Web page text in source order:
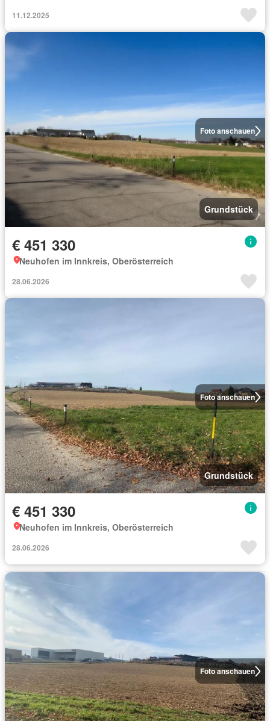
11.12.2025
Foto anschauen
Grundstück
€ 451 330
Neuhofen im Innkreis, Oberösterreich
28.06.2026
Foto anschauen
Grundstück
€ 451 330
Neuhofen im Innkreis, Oberösterreich
28.06.2026
Foto anschauen